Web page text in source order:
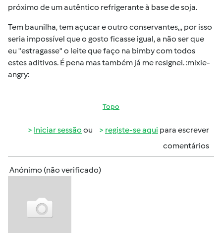
próximo de um autêntico refrigerante à base de soja.
Tem baunilha, tem açucar e outro conservantes,,, por isso
seria impossível que o gosto ficasse igual, a não ser que
eu "estragasse" o leite que faço na bimby com todos
estes aditivos. É pena mas também já me resignei. :mixie-
angry:
Topo
Iniciar sessão ou registe-se aqui para escrever
comentários
Anónimo (não verificado)